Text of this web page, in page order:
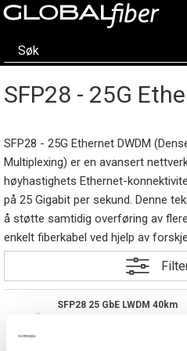
SFP28 - 25G
SFP28 - 25G Ethernet DWDM
Multiplexing) er en avansert
høyhastighets Ethernet-
på 25 Gigabit per sekund. Denne
å støtte samtidig overføring av
enkelt fiberkabel ved hjelp av
SFP28 25 GbE LWDM 40km